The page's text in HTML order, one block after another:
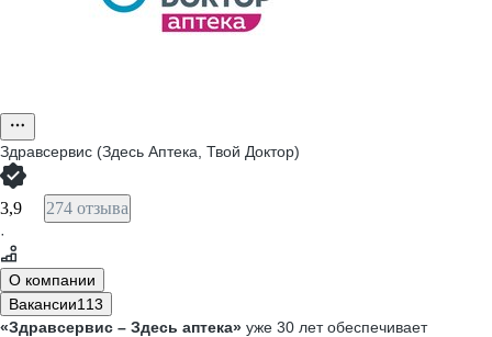
Здравсервис (Здесь Аптека, Твой Доктор)
3,9 274 отзыва
·
О компании
Вакансии113
«Здравсервис – Здесь аптека» уже 30 лет обеспечивает